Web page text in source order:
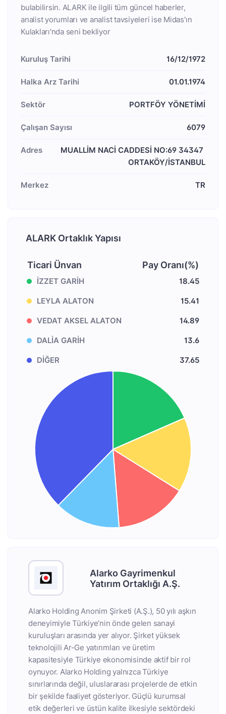
bulabilirsin. ALARK ile ilgili tüm güncel haberler,
analist yorumları ve analist tavsiyeleri ise Midas'ın
Kulakları'nda seni bekliyor
Kuruluş Tarihi 16/12/1972
Halka Arz Tarihi 01.01.1974
Sektör PORTFÖY YÖNETİMİ
Çalışan Sayısı 6079
Adres
MUALLİM NACİ CADDESİ NO:69 34347
ORTAKÖY/İSTANBUL
Merkez TR
ALARK Ortaklık Yapısı
Ticari Ünvan Pay Oranı(%)
İZZET GARİH 18.45
LEYLA ALATON 15.41
VEDAT AKSEL ALATON 14.89
DALİA GARİH 13.6
DİĞER 37.65
Alarko Gayrimenkul
Yatırım Ortaklığı A.Ş.
Alarko Holding Anonim Şirketi (A.Ş.), 50 yılı aşkın
deneyimiyle Türkiye’nin önde gelen sanayi
kuruluşları arasında yer alıyor. Şirket yüksek
teknolojili Ar-Ge yatırımları ve üretim
kapasitesiyle Türkiye ekonomisinde aktif bir rol
oynuyor. Alarko Holding yalnızca Türkiye
sınırlarında değil, uluslararası projelerde de etkin
bir şekilde faaliyet gösteriyor. Güçlü kurumsal
etik değerleri ve üstün kalite ilkesiyle sektördeki